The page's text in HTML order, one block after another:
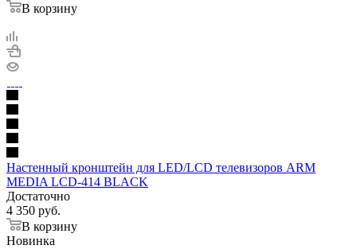
В корзину
Настенный кронштейн для LED/LCD телевизоров ARM
MEDIA LCD-414 BLACK
Достаточно
4 350 руб.
В корзину
Новинка